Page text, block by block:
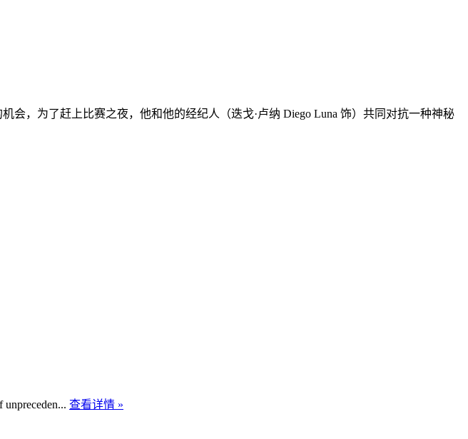
，为了赶上比赛之夜，他和他的经纪人（迭戈·卢纳 Diego Luna 饰）共同对抗一种神秘
查看详情 »